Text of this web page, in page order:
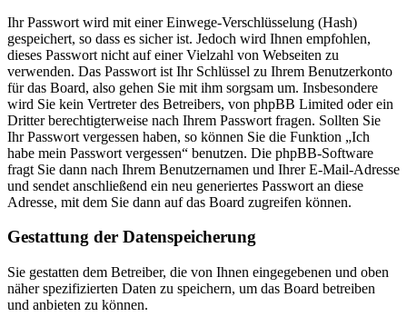
Ihr Passwort wird mit einer Einwege-Verschlüsselung (Hash)
gespeichert, so dass es sicher ist. Jedoch wird Ihnen empfohlen,
dieses Passwort nicht auf einer Vielzahl von Webseiten zu
verwenden. Das Passwort ist Ihr Schlüssel zu Ihrem Benutzerkonto
für das Board, also gehen Sie mit ihm sorgsam um. Insbesondere
wird Sie kein Vertreter des Betreibers, von phpBB Limited oder ein
Dritter berechtigterweise nach Ihrem Passwort fragen. Sollten Sie
Ihr Passwort vergessen haben, so können Sie die Funktion „Ich
habe mein Passwort vergessen“ benutzen. Die phpBB-Software
fragt Sie dann nach Ihrem Benutzernamen und Ihrer E-Mail-Adresse
und sendet anschließend ein neu generiertes Passwort an diese
Adresse, mit dem Sie dann auf das Board zugreifen können.
Gestattung der Datenspeicherung
Sie gestatten dem Betreiber, die von Ihnen eingegebenen und oben
näher spezifizierten Daten zu speichern, um das Board betreiben
und anbieten zu können.